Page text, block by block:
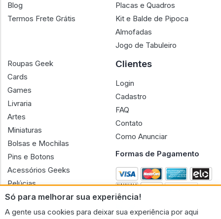
Só para melhorar sua experiência!
A gente usa cookies para deixar sua experiência por aqui
Blog
Termos Frete Grátis
Placas e Quadros
Kit e Balde de Pipoca
Almofadas
Jogo de Tabuleiro
Roupas Geek
Cards
Games
Livraria
Artes
Miniaturas
Bolsas e Mochilas
Pins e Botons
Acessórios Geeks
Pelúcias
Bonecas
Clientes
Login
Cadastro
FAQ
Contato
Como Anunciar
Formas de Pagamento